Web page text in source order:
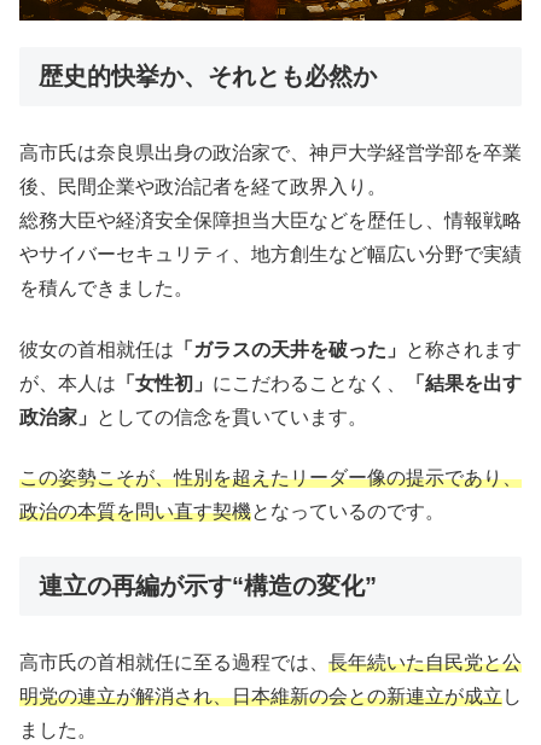
歴史的快挙か、それとも必然か
高市氏は奈良県出身の政治家で、神戸大学経営学部を卒業
後、民間企業や政治記者を経て政界入り。
総務大臣や経済安全保障担当大臣などを歴任し、情報戦略
やサイバーセキュリティ、地方創生など幅広い分野で実績
を積んできました。
彼女の首相就任は 「ガラスの天井を破った」
と称されます
が、本人は 「女性初」 にこだわることなく、
「結果を出す
政治家」
としての信念を貫いています。
この姿勢こそが、性別を超えたリーダー像の提示であり、
政治の本質を問い直す契機となっているのです。
連立の再編が示す“構造の変化”
高市氏の首相就任に至る過程では、 長年続いた自民党と公
明党の連立が解消され、日本維新の会との新連立が成立し
ました。